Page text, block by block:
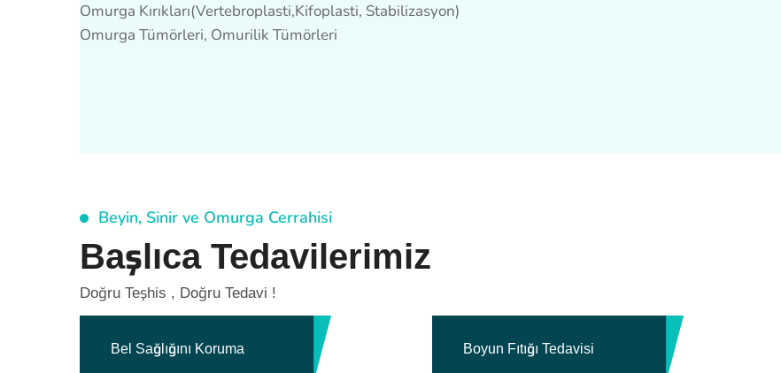
Omurga Kırıkları(Vertebroplasti,Kifoplasti, Stabilizasyon)
Omurga Tümörleri, Omurilik Tümörleri
Beyin, Sinir ve Omurga Cerrahisi
Başlıca Tedavilerimiz
Doğru Teşhis , Doğru Tedavi !
Bel Sağlığını Koruma Boyun Fıtığı Tedavisi